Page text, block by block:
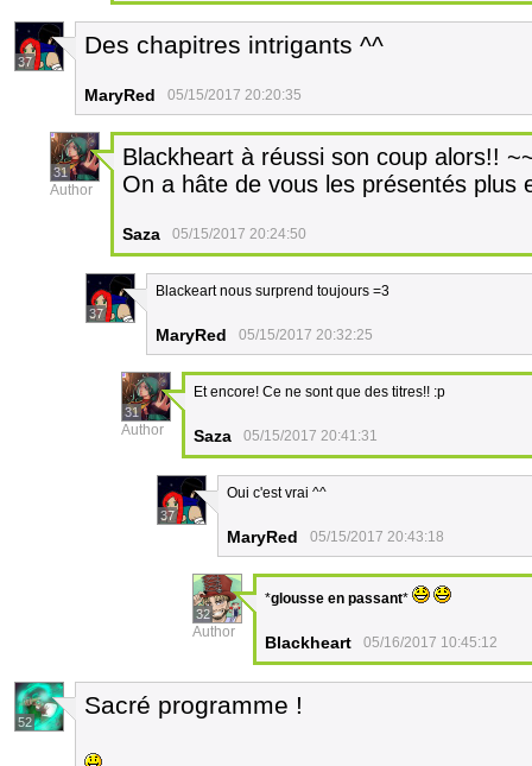
37
Des chapitres intrigants ^^
MaryRed 05/15/2017 20:20:35
31
Author
Blackheart à réussi son coup alors!!
On a hâte de vous les présentés plus
Saza 05/15/2017 20:24:50
37
Blackeart nous surprend toujours =3
MaryRed 05/15/2017 20:32:25
31
Author
Et encore! Ce ne sont que des titres!! :p
Saza 05/15/2017 20:41:31
37
Oui c'est vrai ^^
MaryRed 05/15/2017 20:43:18
32
Author
*glousse en passant*
Blackheart 05/16/2017 10:45:12
52
Sacré programme !